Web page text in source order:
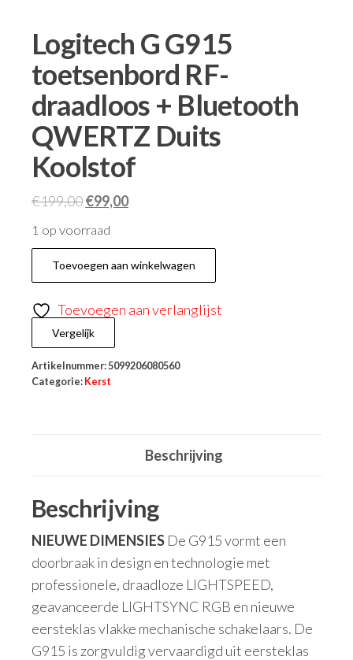
Logitech G G915
toetsenbord RF-
draadloos + Bluetooth
QWERTZ Duits
Koolstof
€199,00€99,00
1 op voorraad
Toevoegen aan winkelwagen
Toevoegen aan verlanglijst
Vergelijk
Artikelnummer:5099206080560
Categorie: Kerst
Beschrijving
Beschrijving
NIEUWE DIMENSIES De G915 vormt een
doorbraak in design en technologie met
professionele, draadloze LIGHTSPEED,
geavanceerde LIGHTSYNC RGB en nieuwe
eersteklas vlakke mechanische schakelaars. De
G915 is zorgvuldig vervaardigd uit eersteklas